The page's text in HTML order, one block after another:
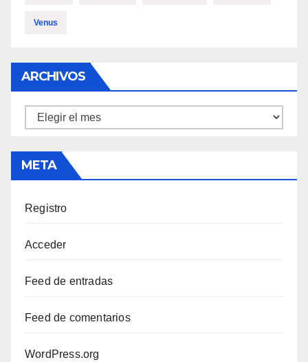
Venus
ARCHIVOS
Archivos
META
Registro
Acceder
Feed de entradas
Feed de comentarios
WordPress.org